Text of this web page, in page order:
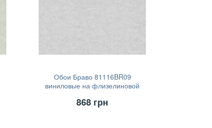
Обои Браво 81116BR09
виниловые на флизелиновой
868 грн